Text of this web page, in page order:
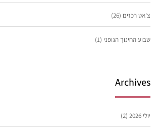
צ'אט רכזים (26)
שבוע החינוך הגופני (1)
Archives
יולי 2026 (2)